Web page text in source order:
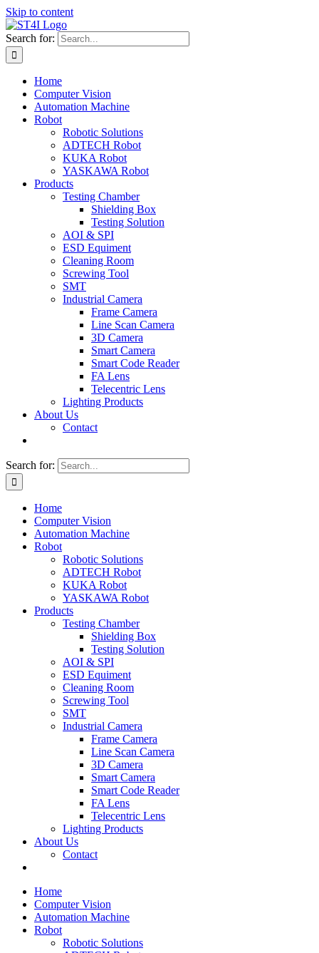
Skip to content
Search for:
Home
Computer Vision
Automation Machine
Robot
Robotic Solutions
ADTECH Robot
KUKA Robot
YASKAWA Robot
Products
Testing Chamber
Shielding Box
Testing Solution
AOI & SPI
ESD Equiment
Cleaning Room
Screwing Tool
SMT
Industrial Camera
Frame Camera
Line Scan Camera
3D Camera
Smart Camera
Smart Code Reader
FA Lens
Telecentric Lens
Lighting Products
About Us
Contact
Search for:
Home
Computer Vision
Automation Machine
Robot
Robotic Solutions
ADTECH Robot
KUKA Robot
YASKAWA Robot
Products
Testing Chamber
Shielding Box
Testing Solution
AOI & SPI
ESD Equiment
Cleaning Room
Screwing Tool
SMT
Industrial Camera
Frame Camera
Line Scan Camera
3D Camera
Smart Camera
Smart Code Reader
FA Lens
Telecentric Lens
Lighting Products
About Us
Contact
Home
Computer Vision
Automation Machine
Robot
Robotic Solutions